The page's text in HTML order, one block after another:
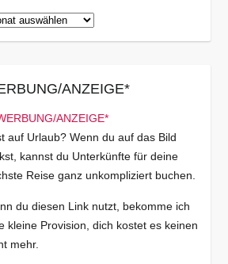
ANZEIGE*
auf Urlaub? Wenn du auf das Bild
kannst du Unterkünfte für deine
Reise ganz unkompliziert buchen.
du diesen Link nutzt, bekomme ich
kleine Provision, dich kostet es keinen
mehr.